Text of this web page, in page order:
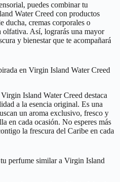
puedes combinar tu
Water Creed con productos
ducha, cremas corporales o
olfativa. Así, lograrás una mayor
y bienestar que te acompañará
en Virgin Island Water Creed
Island Water Creed destaca
a la esencia original. Es una
un aroma exclusivo, fresco y
en cada ocasión. No esperes más
la frescura del Caribe en cada
perfume similar a Virgin Island